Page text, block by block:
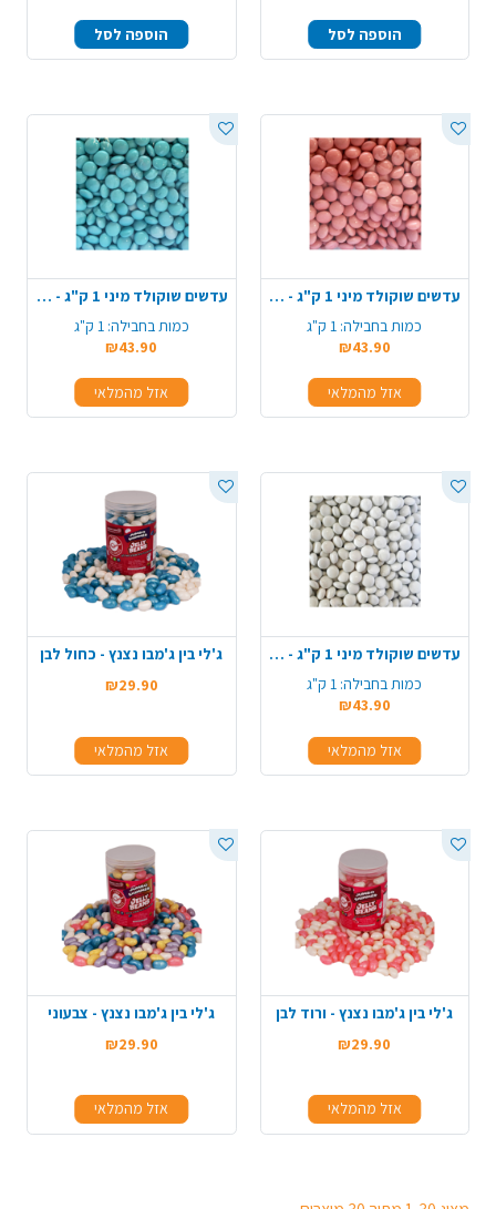
הוספה לסל הוספה לסל
עדשים שוקולד מיני 1 ק"ג - ורוד
כמות בחבילה: 1 ק"ג
₪43.90
אזל מהמלאי
עדשים שוקולד מיני 1 ק"ג - תכלת
כמות בחבילה: 1 ק"ג
₪43.90
אזל מהמלאי
עדשים שוקולד מיני 1 ק"ג - לבן
כמות בחבילה: 1 ק"ג
₪43.90
אזל מהמלאי
ג'לי בין ג'מבו נצנץ - כחול לבן
₪29.90
אזל מהמלאי
ג'לי בין ג'מבו נצנץ - ורוד לבן
₪29.90
אזל מהמלאי
ג'לי בין ג'מבו נצנץ - צבעוני
₪29.90
אזל מהמלאי